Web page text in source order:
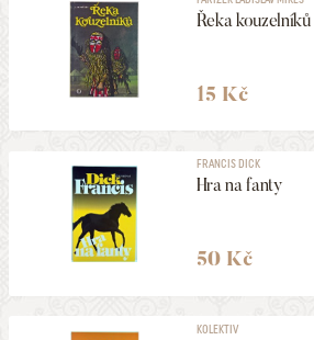
Řeka kouzelníků
15 Kč
FRANCIS DICK
Hra na fanty
50 Kč
KOLEKTIV